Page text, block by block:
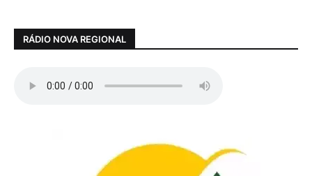
RÁDIO NOVA REGIONAL